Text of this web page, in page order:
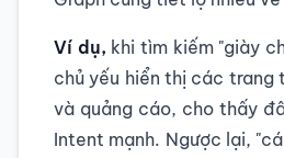
Ví dụ, khi tìm kiếm "giày
chủ yếu hiển thị các trang
và quảng cáo, cho thấy
Intent mạnh. Ngược lại,